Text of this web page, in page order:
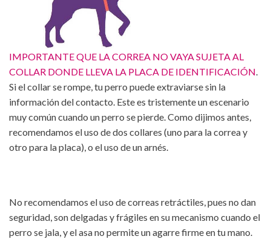
IMPORTANTE QUE LA CORREA NO VAYA SUJETA AL
COLLAR DONDE LLEVA LA PLACA DE IDENTIFICACIÓN
Si el collar se rompe, tu perro puede extraviarse sin la
información del contacto. Este es tristemente un escenario
muy común cuando un perro se pierde. Como dijimos antes,
recomendamos el uso de dos collares (uno para la correa y
otro para la placa), o el uso de un arnés.
No recomendamos el uso de correas retráctiles, pues no dan
seguridad, son delgadas y frágiles en su mecanismo cuando el
perro se jala, y el asa no permite un agarre firme en tu mano.